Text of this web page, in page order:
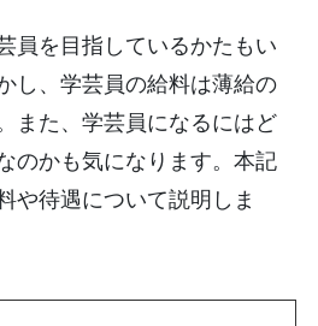
員を目指しているかたもい
し、学芸員の給料は薄給の
また、学芸員になるにはど
のかも気になります。本記
や待遇について説明しま